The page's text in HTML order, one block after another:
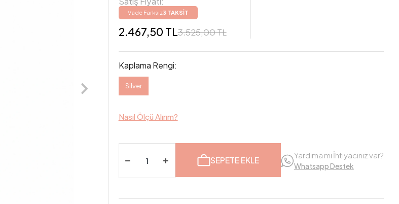
Vade Farksız3 TAKSİT
2.467,50 TL3.525,00 TL
Kaplama Rengi:
Silver
Nasıl Ölçü Alırım?
SEPETE EKLE Yardıma mı İhtiyacınız var?
Whatsapp Destek